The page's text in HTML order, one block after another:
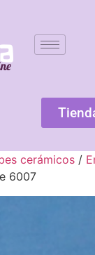
cerámicos /
6007